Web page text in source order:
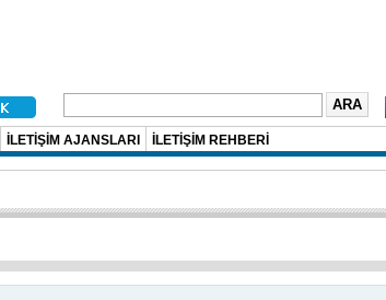
İLETİŞİM AJANSLARI İLETİŞİM REHBERİ